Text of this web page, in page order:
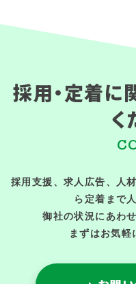
採用・定着に
く
採用支援、求人広告、人
ら定着まで
御社の状況にあわ
まずはお気軽